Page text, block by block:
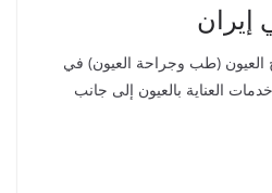
إيران
العيون (طب وجراحة العيون) في
العناية بالعيون إلى جانب